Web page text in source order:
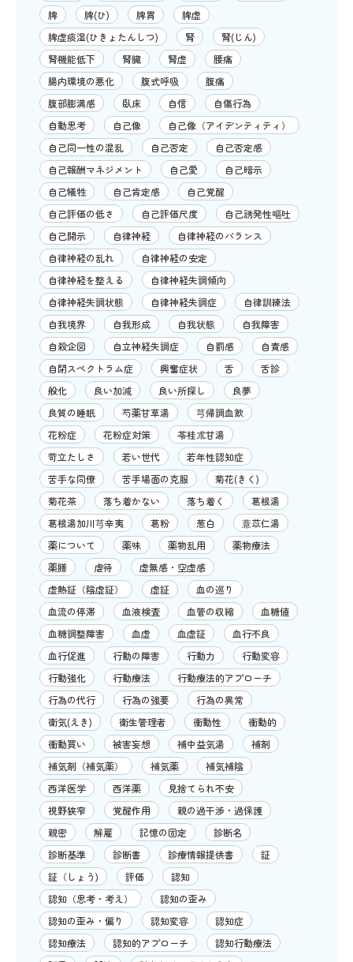
脾
脾(ひ) 脾胃
脾虚
脾虚痰湿(ひきょたんしつ)
腎
腎(じん)
腎機能低下
腎臓 腎虚
腰痛
腸内環境の悪化
腹式呼吸
腹痛
腹部膨満感
臥床 自信
自傷行為
自動思考
自己像
自己像（アイデンティティ）
自己同一性の混乱
自己否定
自己否定感
自己報酬マネジメント
自己愛
自己暗示
自己犠牲
自己肯定感
自己覚醒
自己評価の低さ
自己評価尺度
自己誘発性嘔吐
自己開示
自律神経
自律神経のバランス
自律神経の乱れ
自律神経の安定
自律神経を整える
自律神経失調傾向
自律神経失調状態
自律神経失調症
自律訓練法
自我境界
自我形成 自我状態
自我障害
自殺企図
自立神経失調症 自罰感
自責感
自閉スペクトラム症
興奮症状 舌
舌診
般化
良い加減 良い所探し
良夢
良質の睡眠
芍薬甘草湯
芎帰調血飲
花粉症
花粉症対策
苓桂朮甘湯
苛立たしさ
若い世代
若年性認知症
苦手な同僚
苦手場面の克服
菊花(きく)
菊花茶
落ち着かない 落ち着く
葛根湯
葛根湯加川芎辛夷
葛粉 葱白
薏苡仁湯
薬について
薬味 薬物乱用
薬物療法
薬膳
虐待
虚無感・空虚感
虚熱証（陰虚証）
虚証
血の巡り
血流の停滞
血液検査 血管の収縮
血糖値
血糖調整障害
血虚 血虚証
血行不良
血行促進
行動の障害 行動力
行動変容
行動強化
行動療法
行動療法的アプローチ
行為の代行
行為の強要
行為の異常
衛気(えき)
衛生管理者 衝動性
衝動的
衝動買い
被害妄想 補中益気湯
補剤
補気剤（補気薬）
補気薬
補気補陰
西洋医学
西洋薬
見捨てられ不安
視野狭窄
覚醒作用
親の過干渉・過保護
親密
解雇 記憶の固定
診断名
診断基準
診断書 診療情報提供書
証
証（しょう)
評価
認知
認知（思考・考え）
認知の歪み
認知の歪み・偏り
認知変容
認知症
認知療法
認知的アプローチ
認知行動療法